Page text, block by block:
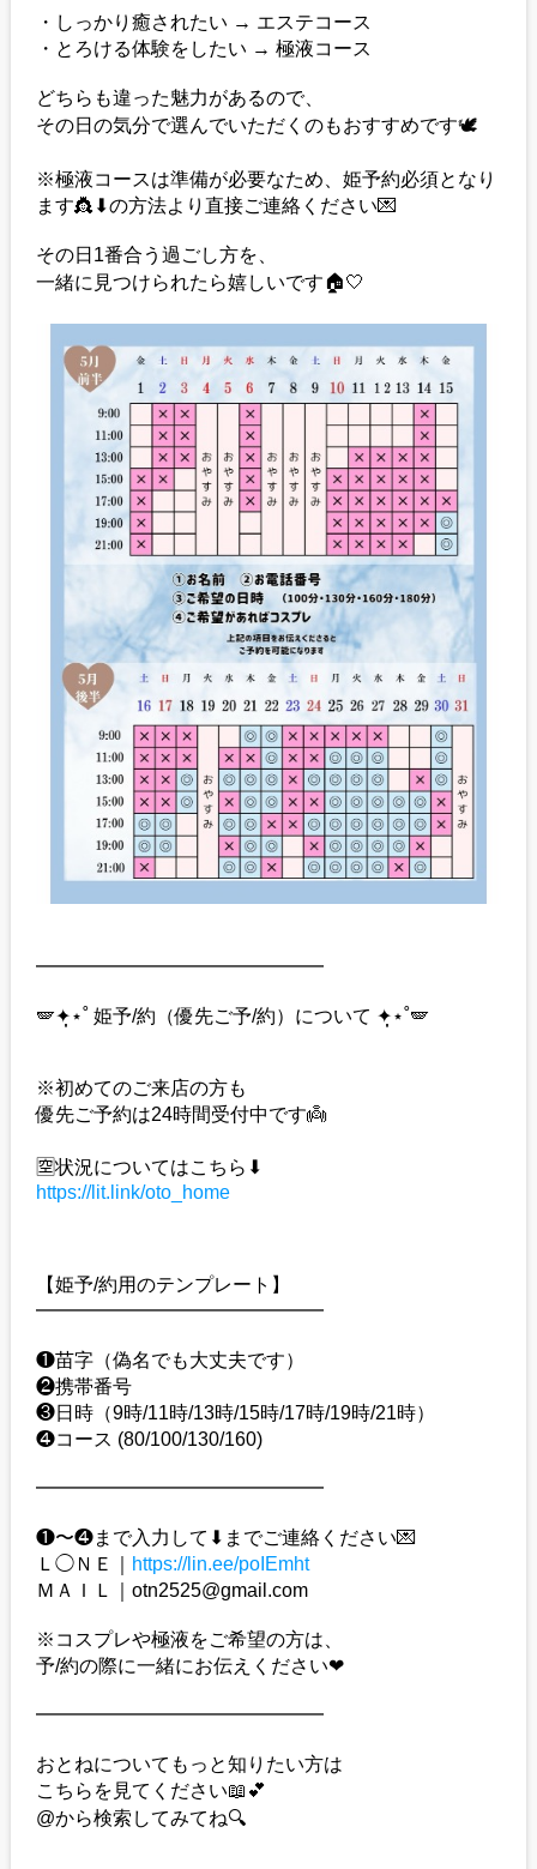
・しっかり癒されたい → エステコース
・とろける体験をしたい → 極液コース
どちらも違った魅力があるので、
その日の気分で選んでいただくのもおすすめです🕊️
※極液コースは準備が必要なため、姫予約必須となり
ます👸⬇︎の方法より直接ご連絡ください💌
その日1番合う過ごし方を、
一緒に見つけられたら嬉しいです🏠🤍
━━━━━━━━━━━━━━━
🪽✦̣̩⋆˚ 姫予/約（優先ご予/約）について ✦̣̩⋆˚🪽
※初めてのご来店の方も
優先ご予約は24時間受付中です👼
🈳状況についてはこちら⬇︎
https://lit.link/oto_home
【姫予/約用のテンプレート】
━━━━━━━━━━━━━━━
❶苗字（偽名でも大丈夫です）
❷携帯番号
❸日時（9時/11時/13時/15時/17時/19時/21時）
❹コース (80/100/130/160)
━━━━━━━━━━━━━━━
❶〜❹まで入力して⬇︎までご連絡ください💌
Ｌ◯ＮＥ｜ https://lin.ee/poIEmht
ＭＡＩＬ｜otn2525@gmail.com
※コスプレや極液をご希望の方は、
予/約の際に一緒にお伝えください❤︎
━━━━━━━━━━━━━━━
おとねについてもっと知りたい方は
こちらを見てください📖💕
@から検索してみてね🔍